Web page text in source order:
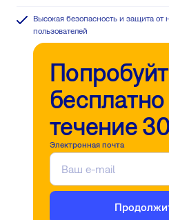
Высокая безопасность и защита от
пользователей
бесплатно
течение
Электронная почта